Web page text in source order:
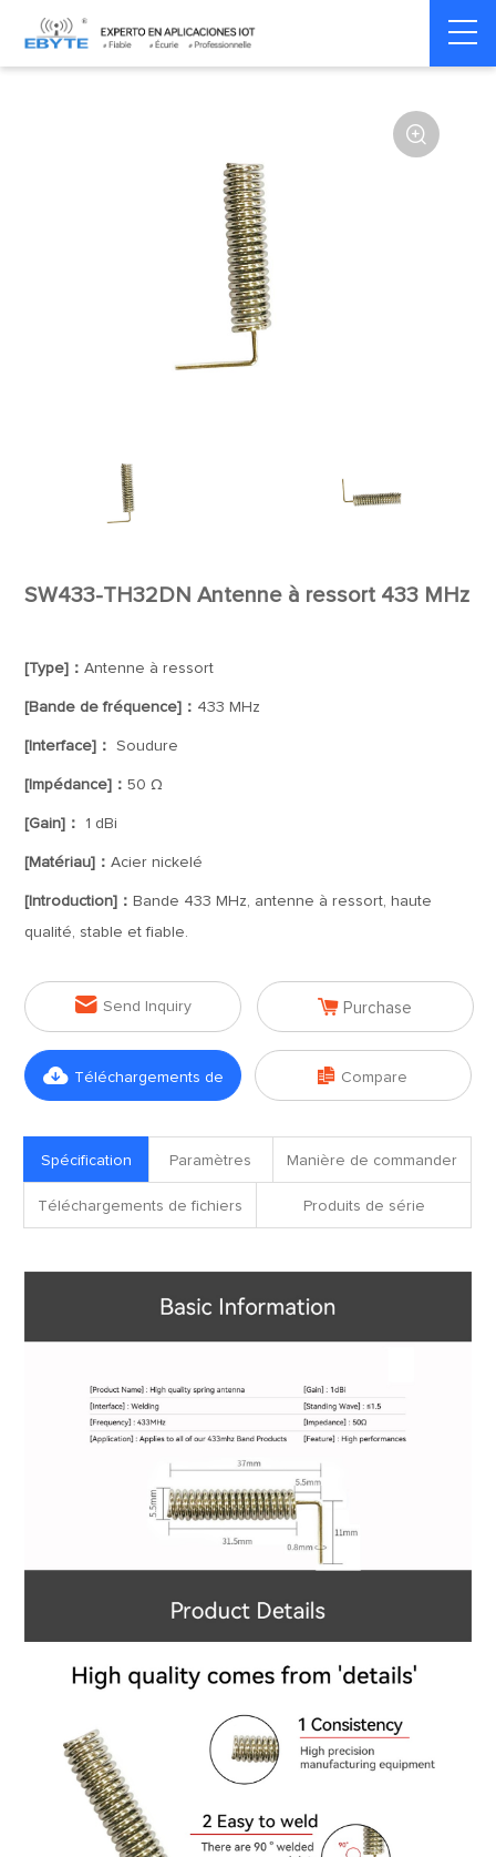
Home > Accessoires > Antenna

SW433-TH32DN Antenne à ressort 433 MHz
[Type]：Antenne à ressort
[Bande de fréquence]： 433 MHz
[Interface]： Soudure
[Impédance]：50 Ω
[Gain]： 1 dBi
[Matériau]：Acier nickelé
[Introduction]： Bande 433 MHz, antenne à ressort, haute
qualité, stable et fiable.
 Send Inquiry  Purchase
 Téléchargements de  Compare
Spécification Paramètres Manière de commander
Téléchargements de fichiers Produits de série